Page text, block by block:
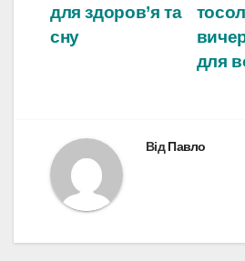
для
для здоров’я та
сну
ВідПавло